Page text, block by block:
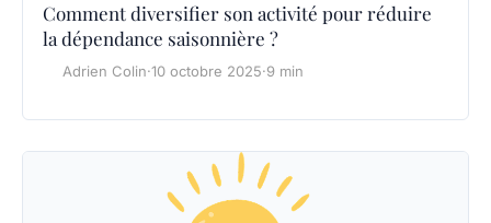
Comment diversifier son activité pour réduire
la dépendance saisonnière ?
Adrien Colin·10 octobre 2025·9 min